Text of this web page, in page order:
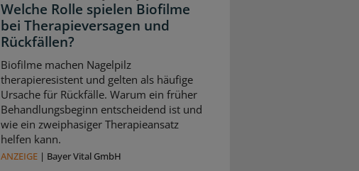
Welche Rolle spielen Biofilme
bei Therapieversagen und
Rückfällen?
Biofilme machen Nagelpilz
therapieresistent und gelten als häufige
Ursache für Rückfälle. Warum ein früher
Behandlungsbeginn entscheidend ist und
wie ein zweiphasiger Therapieansatz
helfen kann.
ANZEIGE| Bayer Vital GmbH